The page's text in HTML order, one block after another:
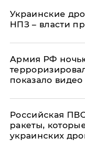
Украинские
НПЗ – власти
Армия РФ
показало видео
Российская
ракеты,
украинских